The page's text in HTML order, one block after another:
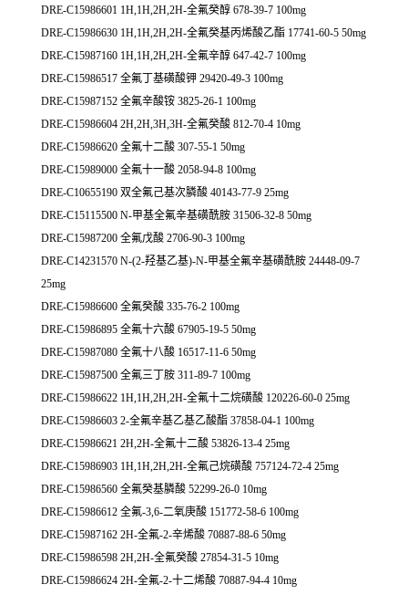
DRE-C15986601 1H,1H,2H,2H-全氟癸醇 678-39-7 100mg
DRE-C15986630 1H,1H,2H,2H-全氟癸基丙烯酸乙酯 17741-60-5 50mg
DRE-C15987160 1H,1H,2H,2H-全氟辛醇 647-42-7 100mg
DRE-C15986517 全氟丁基磺酸钾 29420-49-3 100mg
DRE-C15987152 全氟辛酸铵 3825-26-1 100mg
DRE-C15986604 2H,2H,3H,3H-全氟癸酸 812-70-4 10mg
DRE-C15986620 全氟十二酸 307-55-1 50mg
DRE-C15989000 全氟十一酸 2058-94-8 100mg
DRE-C10655190 双全氟己基次膦酸 40143-77-9 25mg
DRE-C15115500 N-甲基全氟辛基磺酰胺 31506-32-8 50mg
DRE-C15987200 全氟戊酸 2706-90-3 100mg
DRE-C14231570 N-(2-羟基乙基)-N-甲基全氟辛基磺酰胺 24448-09-7
25mg
DRE-C15986600 全氟癸酸 335-76-2 100mg
DRE-C15986895 全氟十六酸 67905-19-5 50mg
DRE-C15987080 全氟十八酸 16517-11-6 50mg
DRE-C15987500 全氟三丁胺 311-89-7 100mg
DRE-C15986622 1H,1H,2H,2H-全氟十二烷磺酸 120226-60-0 25mg
DRE-C15986603 2-全氟辛基乙基乙酸酯 37858-04-1 100mg
DRE-C15986621 2H,2H-全氟十二酸 53826-13-4 25mg
DRE-C15986903 1H,1H,2H,2H-全氟己烷磺酸 757124-72-4 25mg
DRE-C15986560 全氟癸基膦酸 52299-26-0 10mg
DRE-C15986612 全氟-3,6-二氧庚酸 151772-58-6 100mg
DRE-C15987162 2H-全氟-2-辛烯酸 70887-88-6 50mg
DRE-C15986598 2H,2H-全氟癸酸 27854-31-5 10mg
DRE-C15986624 2H-全氟-2-十二烯酸 70887-94-4 10mg